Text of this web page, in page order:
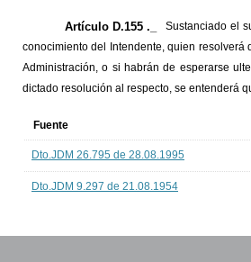
Artículo D.155 ._
Sustanciado el
conocimiento del Intendente, quien
Administración, o si habrán de esperarse
dictado resolución al respecto, se entenderá
Fuente
Dto.JDM 26.795 de 28.08.1995
Dto.JDM 9.297 de 21.08.1954